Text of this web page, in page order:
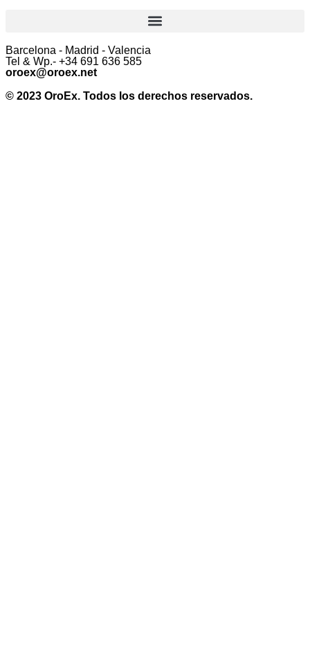
Barcelona - Madrid - Valencia
Tel & Wp.- +34 691 636 585
oroex@oroex.net
© 2023 OroEx. Todos los derechos reservados.